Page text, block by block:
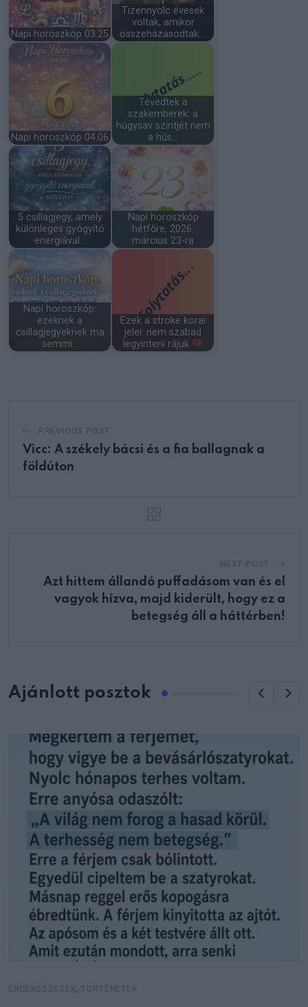
Napi horoszkóp 03.25
Tizennyolc évesek
voltak, amikor
összeházasodtak.…
Napi horoszkóp 04.06
Tévedtek a
szakemberek: a
húgysav szintjét nem
a hús…
5 csillagjegy, amely
különleges gyógyító
energiával…
Napi horoszkóp
hétfőre, 2026.
március 23-ra
Napi horoszkóp:
ezeknek a
csillagjegyeknek ma
semmi…
Ezek a stroke korai
jelei: nem szabad
legyinteni rájuk
Vicc: A székely bácsi és a fia ballagnak a
földúton
Azt hittem állandó puffadásom van és el
vagyok hízva, majd kiderült, hogy ez a
betegség áll a háttérben!
Ajánlott posztok
,